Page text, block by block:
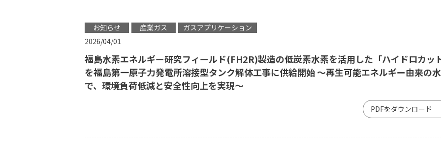
お知らせ 産業ガス
ガスアプリケーション
2026/04/01
福島水素エネルギー研究フィールド(FH2R)製造の低炭素水素を活用した「ハイドロカッ
を福島第一原子力発電所溶接型タンク解体工事に供給開始 ～再生可能エネルギー由来の
で、環境負荷低減と安全性向上を実現～
PDFをダウンロード